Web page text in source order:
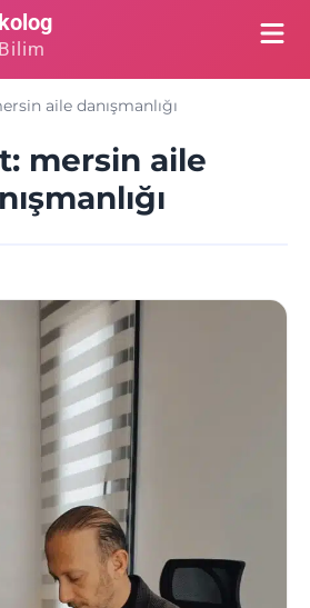
aile danışmanlığı
mersin aile